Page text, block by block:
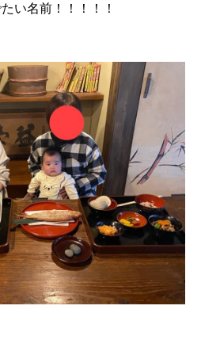
い名前！！！！！